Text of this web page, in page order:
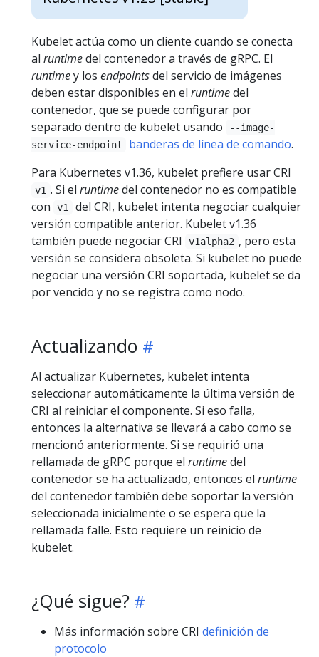
Kubelet actúa como un cliente cuando se conecta
al runtimedel contenedor a través de gRPC. El
runtimey los endpointsdel servicio de imágenes
deben estar disponibles en el runtimedel
contenedor, que se puede configurar por
separado dentro de kubelet usando
--image-
service-endpoint
banderas de línea de comando.
Para Kubernetes v1.36, kubelet prefiere usar CRI
v1 . Si el runtimedel contenedor no es compatible
con
v1
del CRI, kubelet intenta negociar cualquier
versión compatible anterior. Kubelet v1.36
también puede negociar CRI
v1alpha2 , pero esta
versión se considera obsoleta. Si kubelet no puede
negociar una versión CRI soportada, kubelet se da
por vencido y no se registra como nodo.
Actualizando
Al actualizar Kubernetes, kubelet intenta
seleccionar automáticamente la última versión de
CRI al reiniciar el componente. Si eso falla,
entonces la alternativa se llevará a cabo como se
mencionó anteriormente. Si se requirió una
rellamada de gRPC porque el runtimedel
contenedor se ha actualizado, entonces el runtime
del contenedor también debe soportar la versión
seleccionada inicialmente o se espera que la
rellamada falle. Esto requiere un reinicio de
kubelet.
¿Qué sigue?
Más información sobre CRI definición de
protocolo